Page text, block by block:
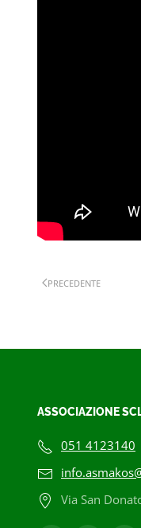
PRECEDENTE
ASSOCIAZIONE
051 4123140
Via San